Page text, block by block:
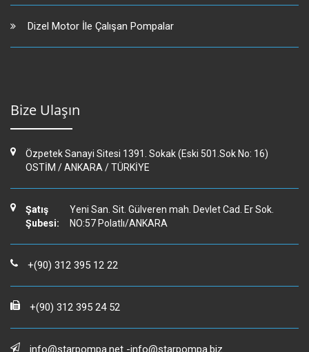
Dizel Motor İle Çalışan Pompalar
Bize Ulaşın
Özpetek Sanayi Sitesi 1391. Sokak(Eski 501.Sok No: 16)
OSTİM / ANKARA / TÜRKİYE
Şatış
Şubesi:
Yeni San. Sit. Gülveren mah. Devlet Cad. Er Sok.
NO:57 Polatlı/ANKARA
+(90) 312 395 12 22
+(90) 312 395 24 52
info@starpompa.net -info@starpompa.biz